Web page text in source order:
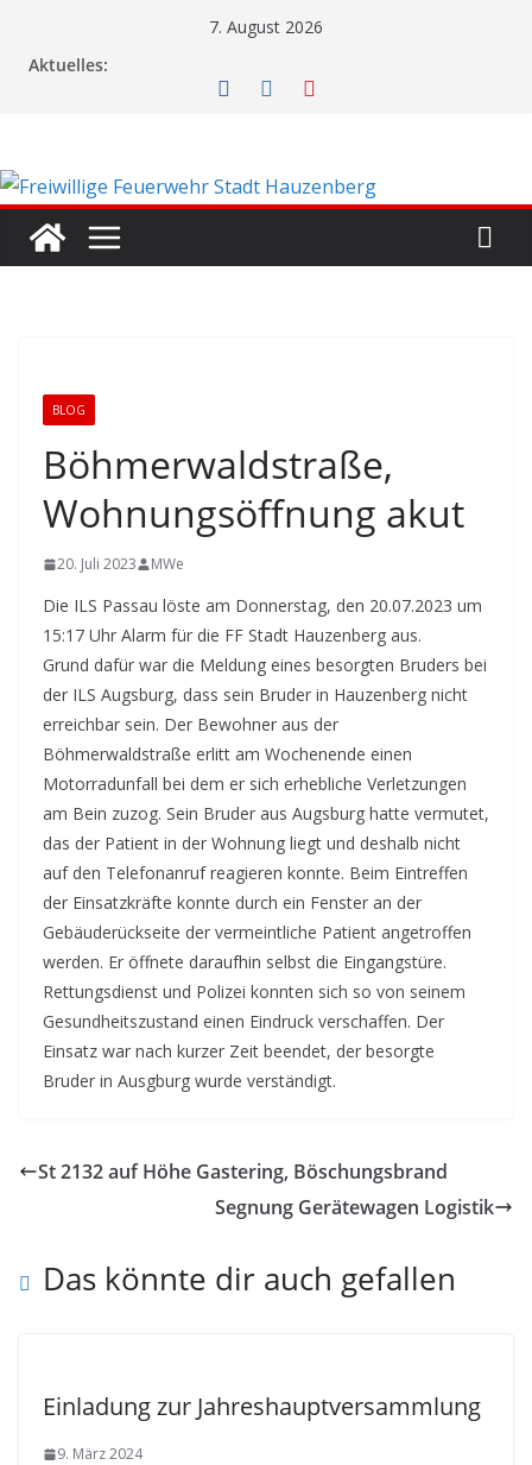
7. August 2026
Aktuelles:
BLOG
Böhmerwaldstraße,
Wohnungsöffnung akut
20. Juli 2023 MWe
Die ILS Passau löste am Donnerstag, den 20.07.2023 um
15:17 Uhr Alarm für die FF Stadt Hauzenberg aus.
Grund dafür war die Meldung eines besorgten Bruders bei
der ILS Augsburg, dass sein Bruder in Hauzenberg nicht
erreichbar sein. Der Bewohner aus der
Böhmerwaldstraße erlitt am Wochenende einen
Motorradunfall bei dem er sich erhebliche Verletzungen
am Bein zuzog. Sein Bruder aus Augsburg hatte vermutet,
das der Patient in der Wohnung liegt und deshalb nicht
auf den Telefonanruf reagieren konnte. Beim Eintreffen
der Einsatzkräfte konnte durch ein Fenster an der
Gebäuderückseite der vermeintliche Patient angetroffen
werden. Er öffnete daraufhin selbst die Eingangstüre.
Rettungsdienst und Polizei konnten sich so von seinem
Gesundheitszustand einen Eindruck verschaffen. Der
Einsatz war nach kurzer Zeit beendet, der besorgte
Bruder in Ausgburg wurde verständigt.
St 2132 auf Höhe Gastering, Böschungsbrand
Segnung Gerätewagen Logistik
Das könnte dir auch gefallen
Einladung zur Jahreshauptversammlung
9. März 2024